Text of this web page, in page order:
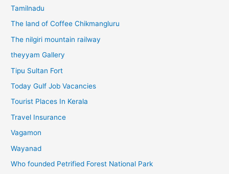
Tamilnadu
The land of Coffee Chikmangluru
The nilgiri mountain railway
theyyam Gallery
Tipu Sultan Fort
Today Gulf Job Vacancies
Tourist Places In Kerala
Travel Insurance
Vagamon
Wayanad
Who founded Petrified Forest National Park